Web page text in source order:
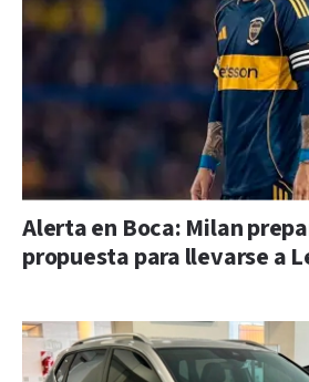
Alerta en Boca: Milan
propuesta para llevarse a